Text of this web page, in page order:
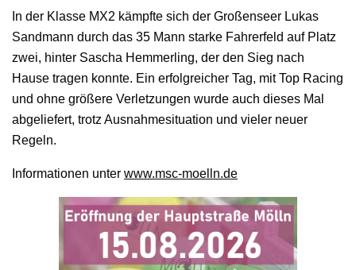
In der Klasse MX2 kämpfte sich der Großenseer Lukas
Sandmann durch das 35 Mann starke Fahrerfeld auf Platz
zwei, hinter Sascha Hemmerling, der den Sieg nach
Hause tragen konnte. Ein erfolgreicher Tag, mit Top Racing
und ohne größere Verletzungen wurde auch dieses Mal
abgeliefert, trotz Ausnahmesituation und vieler neuer
Regeln.
Informationen unter www.msc-moelln.de